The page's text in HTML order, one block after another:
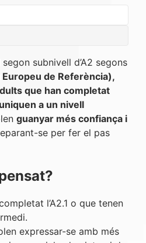
segon subnivell d’A2 segons
Europeu de Referència),
que han completat
a un nivell
guanyar més confiança i
se per fer el pas
l’A2.1 o que tenen
expressar-se amb més